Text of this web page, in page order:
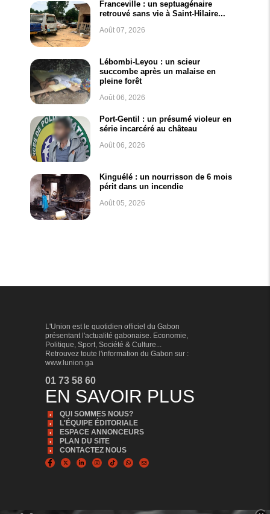
Franceville : un septuagénaire
retrouvé sans vie à Saint-Hilaire...
Août 07, 2026
Lébombi-Leyou : un scieur
succombe après un malaise en
pleine forêt
Août 06, 2026
Port-Gentil : un présumé violeur en
série incarcéré au château
Août 06, 2026
Kinguélé : un nourrisson de 6 mois
périt dans un incendie
Août 05, 2026
L'Union est le quotidien officiel du Gabon
présentant l'actualité gabonaise. Economie,
Politique, Sport, Société & Culture...
Retrouvez toute l'information du Gabon sur :
www.lunion.ga
01 73 58 60
EN SAVOIR PLUS
QUI SOMMES NOUS?
L'ÉQUIPE ÉDITORIALE
ESPACE ANNONCEURS
PLAN DU SITE
CONTACTEZ NOUS